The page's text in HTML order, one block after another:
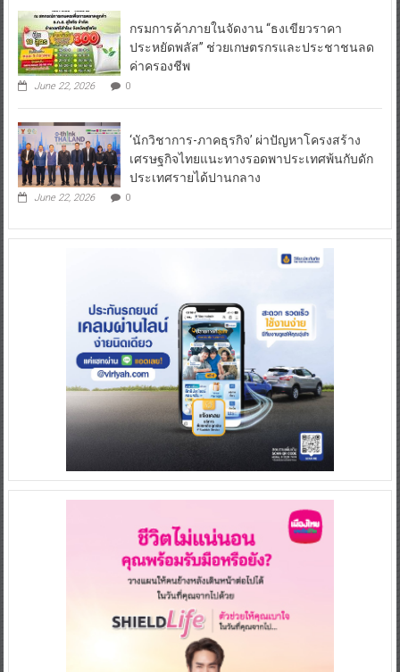
กรมการค้าภายในจัดงาน “ธงเขียวราคา
ประหยัดพลัส” ช่วยเกษตรกรและประชาชนลด
ค่าครองชีพ
June 22, 2026 0
‘นักวิชาการ-ภาคธุรกิจ’ ผ่าปัญหาโครงสร้าง
เศรษฐกิจไทยแนะทางรอดพาประเทศพ้นกับดัก
ประเทศรายได้ปานกลาง
June 22, 2026 0